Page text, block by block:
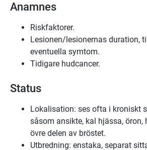
Anamnes
Riskfaktorer.
Lesionen/lesionernas duration,
eventuella symtom.
Tidigare hudcancer.
Status
Lokalisation: ses ofta i kroniskt
såsom ansikte, kal hjässa, öron,
övre delen av bröstet.
Utbredning: enstaka, separat